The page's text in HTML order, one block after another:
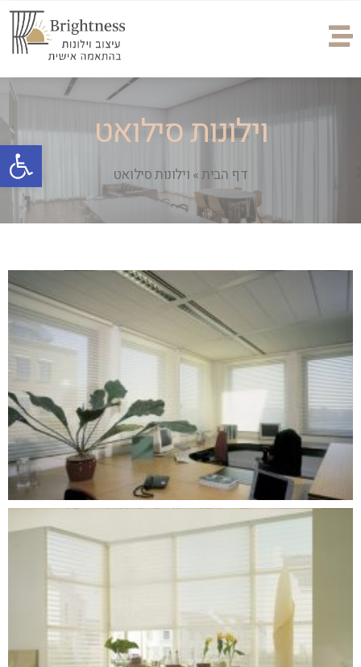
וילונות סילואט
דף הבית» וילונות סילואט